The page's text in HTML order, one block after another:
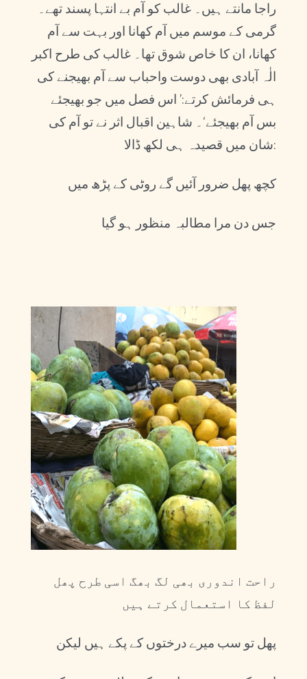
راجا مانتے ہیں۔ غالب کو آم بے انتہا پسند تھے۔
گرمی کے موسم میں آم کھانا اور بہت سے آم
کھانا، ان کا خاص شوق تھا۔ غالب کی طرح اکبر
الٰہ آبادی بھی دوست واحباب سے آم بھیجنے کی
ہی فرمائش کرتے:’ اس فصل میں جو بھیجئے
بس آم بھیجئے‘۔ شاہین اقبال اثر نے تو آم کی
شان میں قصیدہ ہی لکھ ڈالا:
کچھ پھل ضرور آئیں گے روٹی کے پڑھ میں
جس دن مرا مطالبہ منظور ہو گیا
راحت اندوری بھی لگ بھگ اسی طرح پھل
لفظ کا استعمال کرتے ہیں
پھل تو سب میرے درختوں کے پکے ہیں لیکن